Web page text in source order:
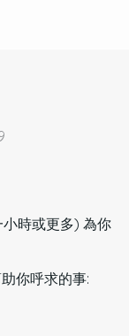
時或更多) 為你
你呼求的事: